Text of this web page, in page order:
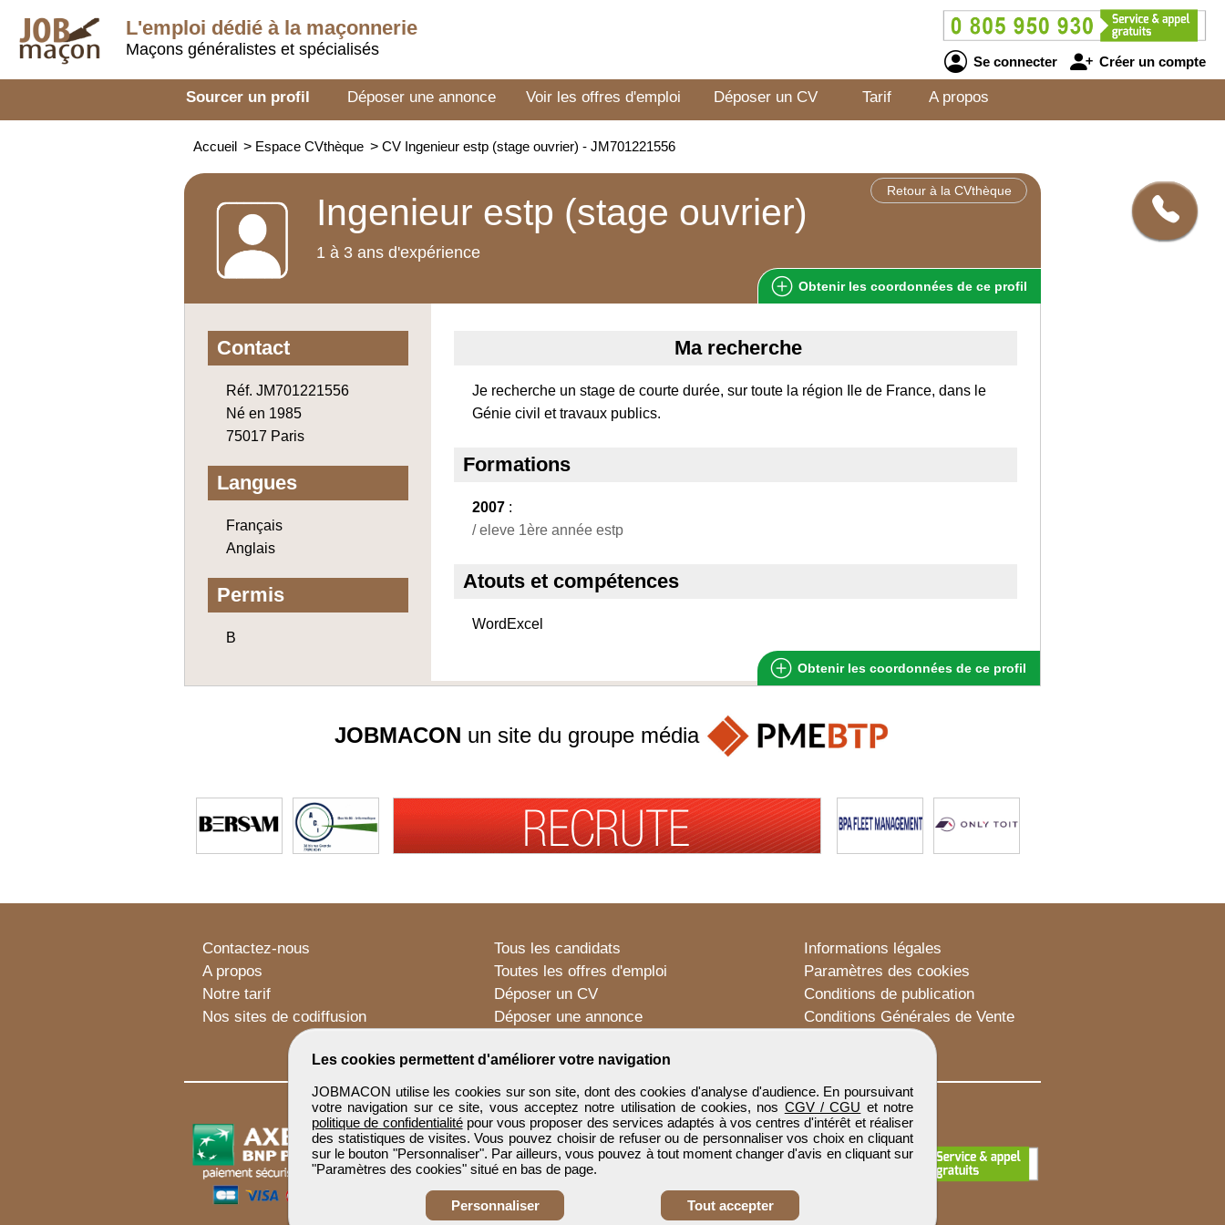
L'emploi dédié à la maçonnerie
Maçons généralistes et spécialisés
Se connecter Créer un compte
Sourcer un profil Déposer une annonce Voir les offres d'emploi Déposer un CV Tarif A propos
Accueil > Espace CVthèque > CV Ingenieur estp (stage ouvrier) - JM701221556
Retour à la CVthèque
Ingenieur estp (stage ouvrier)
1 à 3 ans d'expérience
Obtenir les coordonnées de ce profil
Contact
Réf. JM701221556
Né en 1985
75017 Paris
Langues
Français
Anglais
Permis
B
Ma recherche
Je recherche un stage de courte durée, sur toute la région Ile de France, dans le
Génie civil et travaux publics.
Formations
2007 :
/ eleve 1ère année estp
Atouts et compétences
WordExcel
Obtenir les coordonnées de ce profil
Les cookies permettent d'améliorer votre navigation
JOBMACON utilise les cookies sur son site, dont des cookies d'analyse d'audience. En poursuivant
votre navigation sur ce site, vous acceptez notre utilisation de cookies, nos CGV / CGU et notre
politique de confidentialitépour vous proposer des services adaptés à vos centres d'intérêt et réaliser
des statistiques de visites. Vous pouvez choisir de refuser ou de personnaliser vos choix en cliquant
sur le bouton "Personnaliser". Par ailleurs, vous pouvez à tout moment changer d'avis en cliquant sur
"Paramètres des cookies" situé en bas de page.
Personnaliser Tout accepter
JOBMACON un site du groupe média
Contactez-nous
A propos
Notre tarif
Nos sites de codiffusion
Tous les candidats
Toutes les offres d'emploi
Déposer un CV
Déposer une annonce
Informations légales
Paramètres des cookies
Conditions de publication
Conditions Générales de Vente